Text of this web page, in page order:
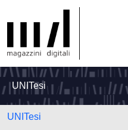
UNITesi
UNITesi